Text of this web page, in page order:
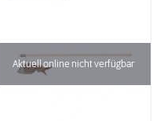
Aktuell online nicht verfügbar